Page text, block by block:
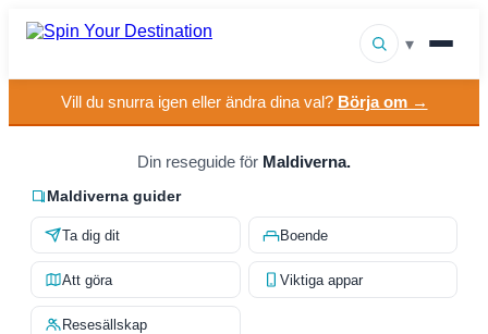
▾
Resmål
Bläddra efter intresse
Hur det fungerar
Om oss
Kontakt
Vill du snurra igen eller ändra dina val? Börja om →
Din reseguide för Maldiverna.
Maldiverna guider
Ta dig dit Boende
Att göra Viktiga appar
Resesällskap